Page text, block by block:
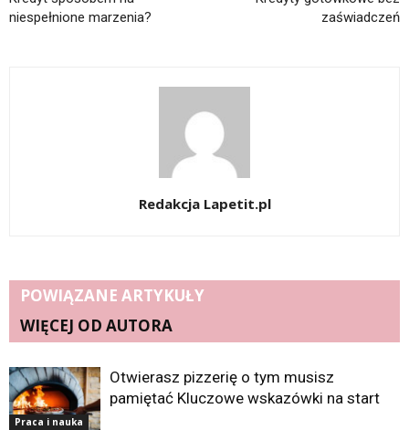
niespełnione marzenia?
zaświadczeń
Redakcja Lapetit.pl
POWIĄZANE ARTYKUŁY
WIĘCEJ OD AUTORA
Praca i nauka
Otwierasz pizzerię o tym musisz
pamiętać Kluczowe wskazówki na start